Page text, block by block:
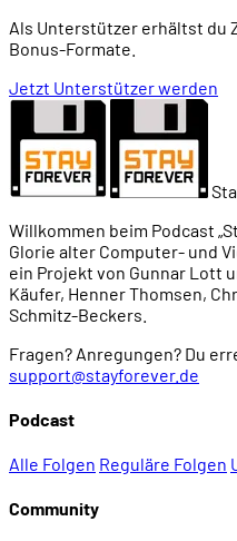
Als Unterstützer erhältst du
Bonus-Formate.
Jetzt Unterstützer werden
Willkommen beim Podcast
Glorie alter Computer- und
ein Projekt von Gunnar Lott
Käufer, Henner Thomsen,
Schmitz-Beckers.
Fragen? Anregungen? Du
support@stayforever.de
Podcast
Alle Folgen Reguläre Folgen
Community